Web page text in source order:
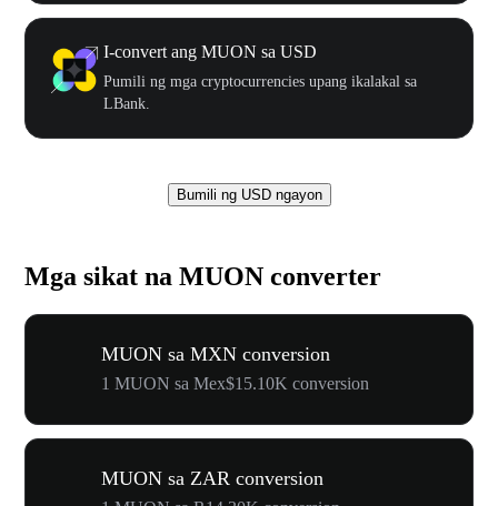
I-convert ang MUON sa USD
Pumili ng mga cryptocurrencies upang ikalakal sa
LBank.
Bumili ng USD ngayon
Mga sikat na MUON converter
MUON sa MXN conversion
1 MUON sa Mex$15.10K conversion
MUON sa ZAR conversion